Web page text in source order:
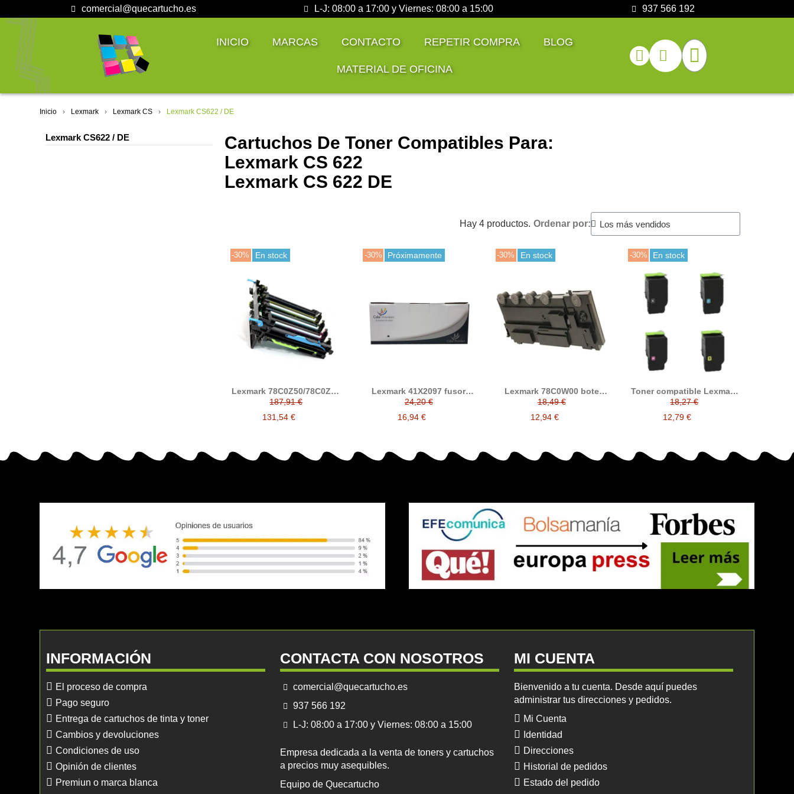
comercial@quecartucho.es L-J: 08:00 a 17:00 y Viernes: 08:00 a 15:00 937 566 192
INICIO MARCAS CONTACTO REPETIR COMPRA BLOG
MATERIAL DE OFICINA
Inicio Lexmark Lexmark CS Lexmark CS622 / DE
Lexmark CS622 / DE
Cartuchos De Toner Compatibles Para:
Lexmark CS 622
Lexmark CS 622 DE
Hay 4 productos. Ordenar por:
-30% En stock
Lexmark 78C0Z50/78C0ZV0
tambor compatible
compatible
187,91 €
131,54 €
-30% Próximamente
Lexmark 41X2097 fusor
compatible
24,20 €
16,94 €
-30% En stock
Lexmark 78C0W00 bote
residual compatible
18,49 €
12,94 €
-30% En stock
Toner compatible Lexmark
CS421 CS521 CS622 CX421
CX522 CX622 CX625
alternativo a Lexmark
78C20K0 78C20C0
18,27 €
12,79 €
INFORMACIÓN
El proceso de compra
Pago seguro
Entrega de cartuchos de tinta y toner
Cambios y devoluciones
Condiciones de uso
Opinión de clientes
Premiun o marca blanca
CONTACTA CON NOSOTROS
comercial@quecartucho.es
937 566 192
L-J: 08:00 a 17:00 y Viernes: 08:00 a 15:00
Empresa dedicada a la venta de toners y cartuchos
a precios muy asequibles.
Equipo de Quecartucho
MI CUENTA
Bienvenido a tu cuenta. Desde aquí puedes
administrar tus direcciones y pedidos.
Mi Cuenta
Identidad
Direcciones
Historial de pedidos
Estado del pedido